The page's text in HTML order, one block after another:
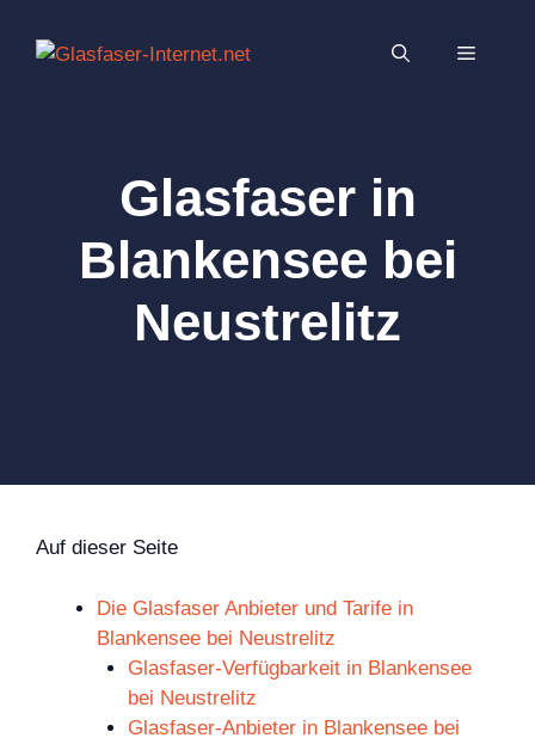
Inhalt
MENÜ
Glasfaser in
Blankensee bei
Neustrelitz
Auf dieser Seite
Die Glasfaser Anbieter und Tarife in
Blankensee bei Neustrelitz
Glasfaser-Verfügbarkeit in Blankensee
bei Neustrelitz
Glasfaser-Anbieter in Blankensee bei